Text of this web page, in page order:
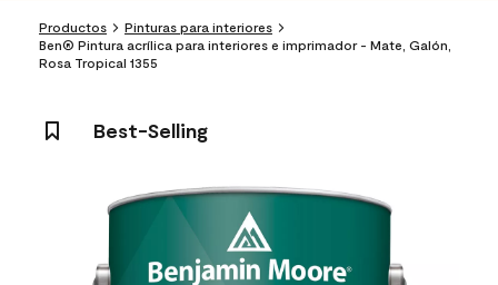
Productos
Pinturas para interiores
Ben® Pintura acrílica para interiores e imprimador - Mate, Galón,
Rosa Tropical 1355
Best-Selling